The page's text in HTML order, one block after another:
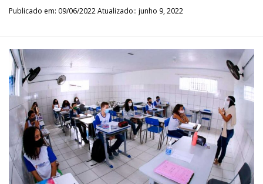
Publicado em: 09/06/2022 Atualizado:: junho 9, 2022